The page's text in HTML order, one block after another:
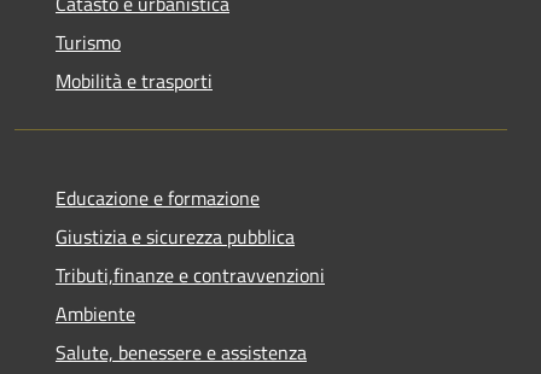
Turismo
Mobilità e trasporti
Educazione e formazione
Giustizia e sicurezza pubblica
Tributi,finanze e contravvenzioni
Ambiente
Salute, benessere e assistenza